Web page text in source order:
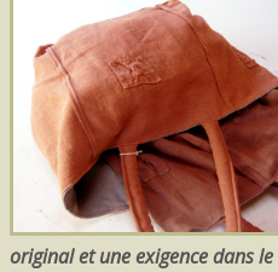
original et une exigence dans